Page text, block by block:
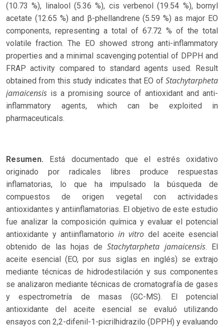
(10.73 %), linalool (5.36 %), cis verbenol (19.54 %), bornyl
acetate (12.65 %) and β-phellandrene (5.59 %) as major EO
components, representing a total of 67.72 % of the total
volatile fraction. The EO showed strong anti-inflammatory
properties and a minimal scavenging potential of DPPH and
FRAP activity compared to standard agents used. Result
obtained from this study indicates that EO of Stachytarpheta
jamaicensis is a promising source of antioxidant and anti-
inflammatory agents, which can be exploited in
pharmaceuticals.
Resumen. Está documentado que el estrés oxidativo
originado por radicales libres produce respuestas
inflamatorias, lo que ha impulsado la búsqueda de
compuestos de origen vegetal con actividades
antioxidantes y antiinflamatorias. El objetivo de este estudio
fue analizar la composición química y evaluar el potencial
antioxidante y antiinflamatorio in vitro del aceite esencial
obtenido de las hojas deStachytarpheta jamaicensis. El
aceite esencial (EO, por sus siglas en inglés) se extrajo
mediante técnicas de hidrodestilación y sus componentes
se analizaron mediante técnicas de cromatografía de gases
y espectrometría de masas (GC-MS). El potencial
antioxidante del aceite esencial se evaluó utilizando
ensayos con 2,2-difenil-1-picrilhidrazilo (DPPH) y evaluando